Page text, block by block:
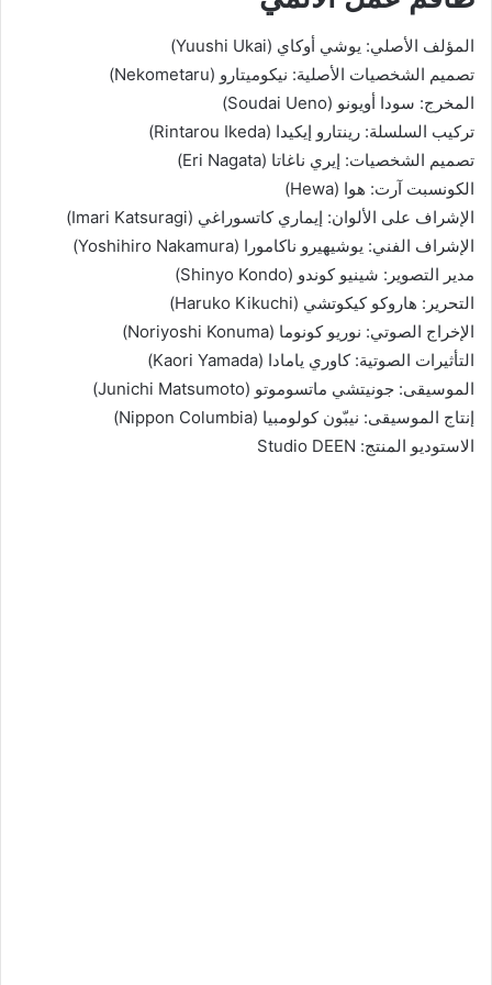
المؤلف الأصلي: يوشي أوكاي (Yuushi Ukai)
تصميم الشخصيات الأصلية: نيكوميتارو (Nekometaru)
المخرج: سودا أويونو (Soudai Ueno)
تركيب السلسلة: رينتارو إيكيدا (Rintarou Ikeda)
تصميم الشخصيات: إيري ناغاتا (Eri Nagata)
الكونسبت آرت: هوا (Hewa)
الإشراف على الألوان: إيماري كاتسوراغي (Imari Katsuragi)
الإشراف الفني: يوشيهيرو ناكامورا (Yoshihiro Nakamura)
مدير التصوير: شينيو كوندو (Shinyo Kondo)
التحرير: هاروكو كيكوتشي (Haruko Kikuchi)
الإخراج الصوتي: نوريو كونوما (Noriyoshi Konuma)
التأثيرات الصوتية: كاوري يامادا (Kaori Yamada)
الموسيقى: جونيتشي ماتسوموتو (Junichi Matsumoto)
إنتاج الموسيقى: نيبّون كولومبيا (Nippon Columbia)
الاستوديو المنتج: Studio DEEN